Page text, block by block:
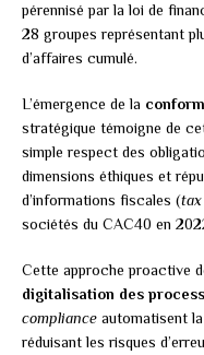
pérennisé par la loi de
28 groupes représentant
d’affaires cumulé.
L’émergence de la
stratégique témoigne de
simple respect des
dimensions éthiques et
d’informations fiscales (
sociétés du CAC40 en
Cette approche proactive
digitalisation des
compliance automatisent
réduisant les risques